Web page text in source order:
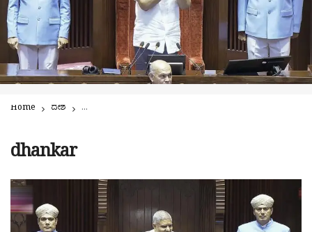
Home ದೇಶ ಮಳೆಗಾಲದ ಕಲಾಪದ ಮೊದಲ ದಿನವೇ ಸಭಾಪತಿಯಾಗಿರುವ ಉಪರಾಷ್ಟ್ರಪತಿ
dhankar